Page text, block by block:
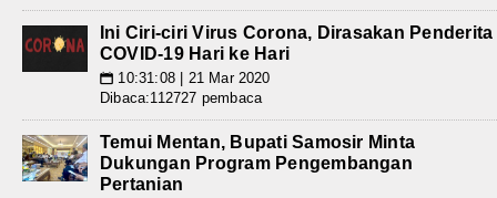
Ini Ciri-ciri Virus Corona, Dirasakan Penderita
COVID-19 Hari ke Hari
📅 10:31:08 | 21 Mar 2020
Dibaca:112727 pembaca
Temui Mentan, Bupati Samosir Minta
Dukungan Program Pengembangan
Pertanian